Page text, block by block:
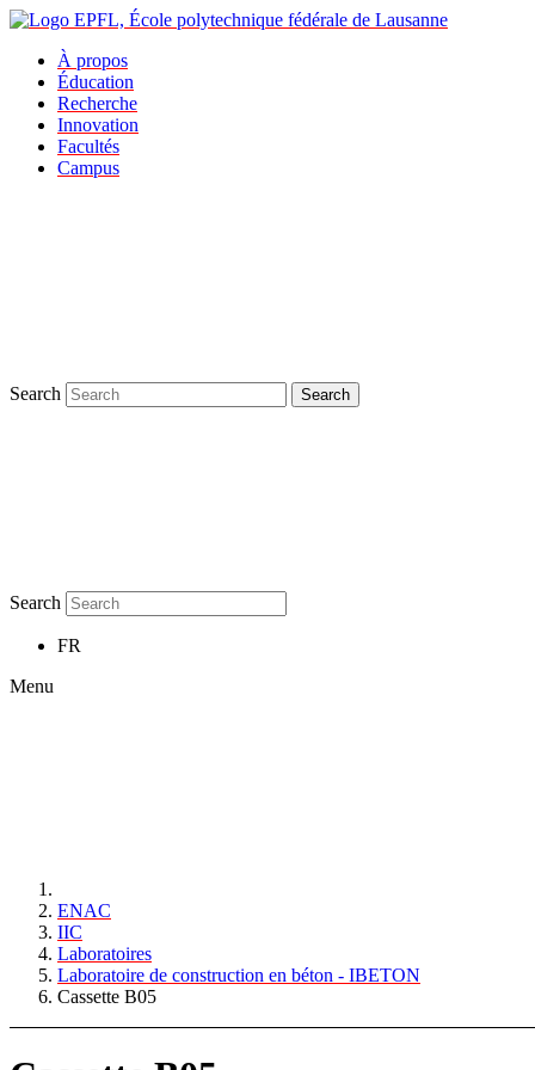
À propos
Éducation
Recherche
Innovation
Facultés
Campus
Search Search
Search
FR
Menu
ENAC
IIC
Laboratoires
Laboratoire de construction en béton - IBETON
Cassette B05